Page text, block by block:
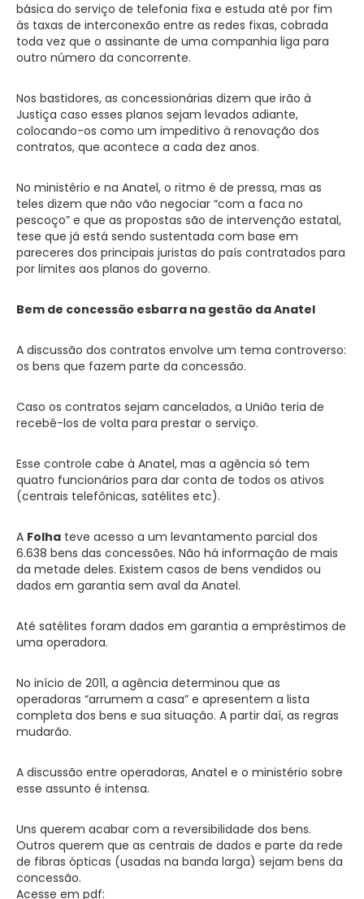
básica do serviço de telefonia fixa e estuda até por fim
às taxas de interconexão entre as redes fixas, cobrada
toda vez que o assinante de uma companhia liga para
outro número da concorrente.
Nos bastidores, as concessionárias dizem que irão à
Justiça caso esses planos sejam levados adiante,
colocando-os como um impeditivo à renovação dos
contratos, que acontece a cada dez anos.
No ministério e na Anatel, o ritmo é de pressa, mas as
teles dizem que não vão negociar “com a faca no
pescoço” e que as propostas são de intervenção estatal,
tese que já está sendo sustentada com base em
pareceres dos principais juristas do país contratados para
por limites aos planos do governo.
Bem de concessão esbarra na gestão da Anatel
A discussão dos contratos envolve um tema controverso:
os bens que fazem parte da concessão.
Caso os contratos sejam cancelados, a União teria de
recebê-los de volta para prestar o serviço.
Esse controle cabe à Anatel, mas a agência só tem
quatro funcionários para dar conta de todos os ativos
(centrais telefônicas, satélites etc).
A Folha teve acesso a um levantamento parcial dos
6.638 bens das concessões. Não há informação de mais
da metade deles. Existem casos de bens vendidos ou
dados em garantia sem aval da Anatel.
Até satélites foram dados em garantia a empréstimos de
uma operadora.
No início de 2011, a agência determinou que as
operadoras “arrumem a casa” e apresentem a lista
completa dos bens e sua situação. A partir daí, as regras
mudarão.
A discussão entre operadoras, Anatel e o ministério sobre
esse assunto é intensa.
Uns querem acabar com a reversibilidade dos bens.
Outros querem que as centrais de dados e parte da rede
de fibras ópticas (usadas na banda larga) sejam bens da
concessão.
Acesse em pdf: